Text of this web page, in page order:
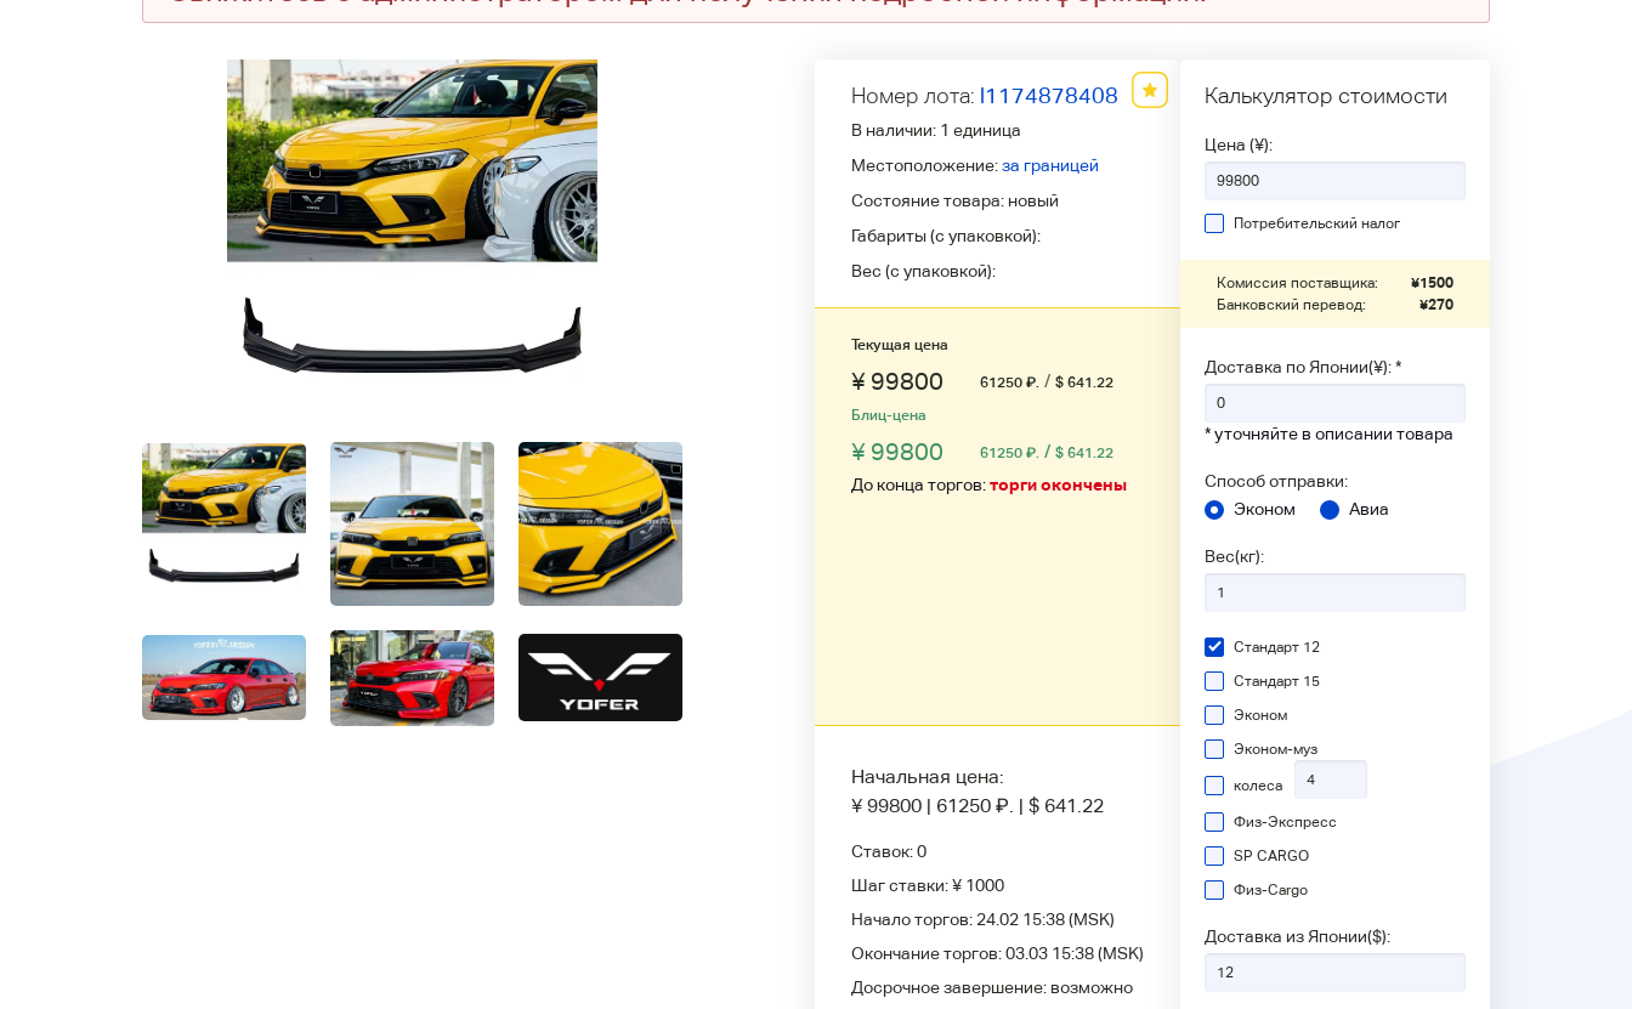
Номер лота: l1174878408
В наличии: 1 единица
Местоположение:за границей
Состояние товара: новый
Габариты (с упаковкой):
Вес (с упаковкой):
Текущая цена
¥ 99800 61250 ₽. / $ 641.22
Блиц-цена
¥ 99800 61250 ₽. / $ 641.22
До конца торгов:торги окончены
Начальная цена:
¥ 99800 | 61250 ₽. | $ 641.22
Ставок:0
Шаг ставки:¥ 1000
Начало торгов: 24.02 15:38(MSK)
Окончание торгов:03.03 15:38(MSK)
Досрочное завершение: возможно
Калькулятор стоимости
Цена (¥):
Потребительский налог
Комиссия поставщика: ¥1500
Банковский перевод:
¥270
Доставка по Японии(¥): *
* уточняйте в описании товара
Способ отправки:
Эконом
Авиа
Вес(кг):
Стандарт 12
Стандарт 15
Эконом
Эконом-муз
колеса
Физ-Экспресс
SP CARGO
Физ-Сargo
Доставка из Японии($):